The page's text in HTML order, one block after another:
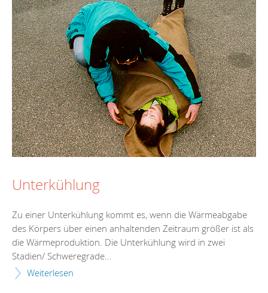
Unterkühlung
Zu einer Unterkühlung kommt es, wenn die Wärmeabgabe
des Körpers über einen anhaltenden Zeitraum größer ist als
die Wärmeproduktion. Die Unterkühlung wird in zwei
Stadien/ Schweregrade...
Weiterlesen